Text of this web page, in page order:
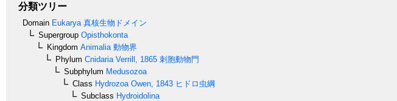
分類ツリー
Domain Eukarya 真核生物ドメイン
Supergroup Opisthokonta
Kingdom Animalia 動物界
Phylum Cnidaria Verrill, 1865 刺胞動物門
Subphylum Medusozoa
Class Hydrozoa Owen, 1843 ヒドロ虫綱
Subclass Hydroidolina